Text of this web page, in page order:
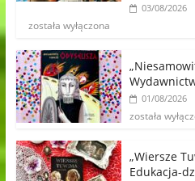
03/08/2026
została wyłączona
01/08/2026
została
„Wiersze
Edukacja-